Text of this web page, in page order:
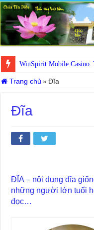
WinSpirit Mobile Casino:
Trang chủ » Đĩa
Đĩa
ĐĨA – nội dung đĩa
những người lớn tuổi
đọc…